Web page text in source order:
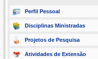
Perfil Pessoal
Disciplinas Ministradas
Projetos de Pesquisa
Atividades de Extensão